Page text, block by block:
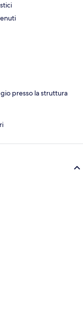
presso la struttura